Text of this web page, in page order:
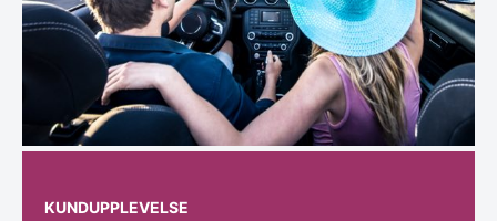
KUNDUPPLEVELSE